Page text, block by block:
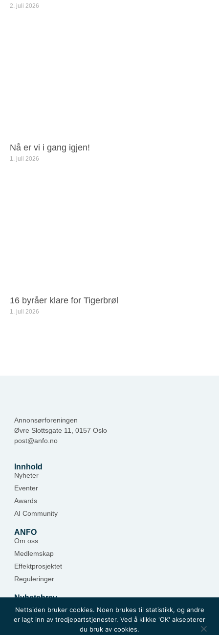
2. juli 2026
Nå er vi i gang igjen!
1. juli 2026
16 byråer klare for Tigerbrøl
1. juli 2026
Annonsørforeningen
Øvre Slottsgate 11, 0157 Oslo
post@anfo.no
Innhold
Nyheter
Eventer
Awards
AI Community
ANFO
Om oss
Medlemskap
Effektprosjektet
Reguleringer
Nyhetsbrev
Hold deg oppdatert — meld deg på.
Meld deg på
Nettsiden bruker cookies. Noen brukes til statistikk, og andre
er lagt inn av tredjepartstjenester. Ved å klikke 'OK' aksepterer
du bruk av cookies.